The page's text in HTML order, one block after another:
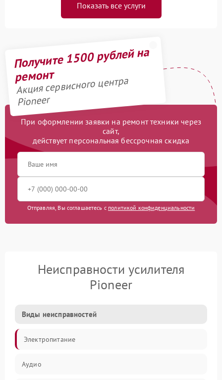
Показать все услуги
Получите 1500 рублей на
ремонт
Акция сервисного центра
Pioneer
При оформлении заявки на ремонт техники через
сайт,
действует персональная бессрочная скидка
Отправляя, Вы соглашаетесь с политикой конфиденциальности
Неисправности усилителя
Pioneer
Виды неисправностей
Электропитание
Аудио